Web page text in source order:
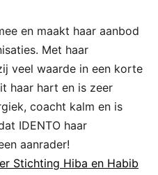
en maakt haar aanbod
Met haar
veel waarde in een korte
haar hart en is zeer
coacht kalm en is
IDENTO haar
aanrader!
Stichting Hiba en Habib